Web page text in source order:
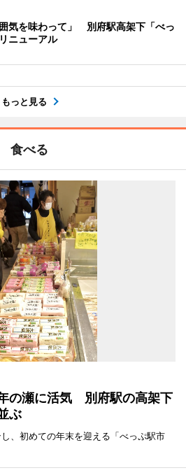
囲気を味わって」 別府駅高架下「べっ
ニューアル
もっと見る
食べる
の瀬に活気 別府駅の高架下
ぶ
、初めての年末を迎える「べっぷ駅市